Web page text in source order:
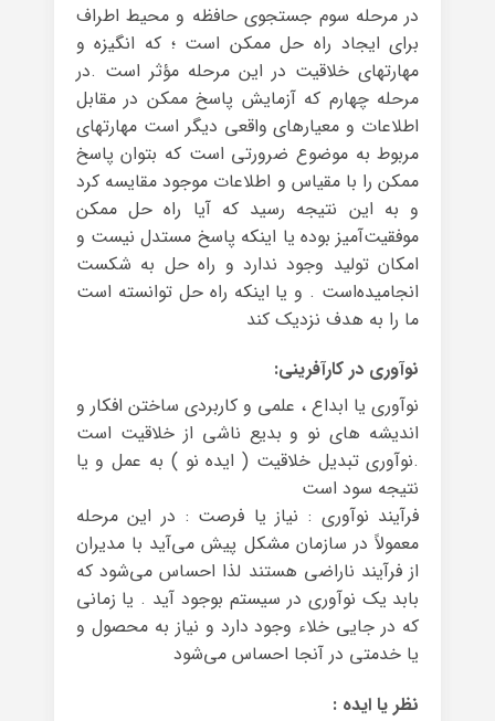
در مرحله سوم جستجوی حافظه و محیط اطراف
برای ایجاد راه حل ممکن است ؛ که انگیزه و
مهارتهای خلاقیت در این مرحله مؤثر است .در
مرحله چهارم که آزمایش پاسخ ممکن در مقابل
اطلاعات و معیارهای واقعی دیگر است مهارتهای
مربوط به موضوع ضرورتی است که بتوان پاسخ
ممکن را با مقیاس و اطلاعات موجود مقایسه کرد
و به این نتیجه رسید که آیا راه حل ممکن
موفقیت‌آمیز بوده یا اینکه پاسخ مستدل نیست و
امکان تولید وجود ندارد و راه حل به شکست
انجامیده‌است . و یا اینکه راه حل توانسته است
ما را به هدف نزدیک کند
نوآوری در کارآفرینی:
نوآوری یا ابداع ، علمی و کاربردی ساختن افکار و
اندیشه های نو و بدیع ناشی از خلاقیت است
.نوآوری تبدیل خلاقیت ( ایده نو ) به عمل و یا
نتیجه سود است
فرآیند نوآوری : نیاز یا فرصت : در این مرحله
معمولاً در سازمان مشکل پیش می‌آید با مدیران
از فرآیند ناراضی هستند لذا احساس می‌شود که
بابد یک نوآوری در سیستم بوجود آید . یا زمانی
که در جایی خلاء وجود دارد و نیاز به محصول و
یا خدمتی در آنجا احساس می‌شود
نظر یا ایده :